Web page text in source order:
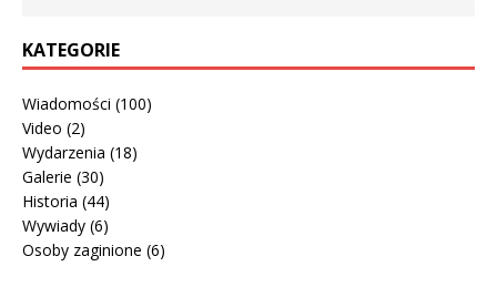
KATEGORIE
Wiadomości (100)
Video (2)
Wydarzenia (18)
Galerie (30)
Historia (44)
Wywiady (6)
Osoby zaginione (6)